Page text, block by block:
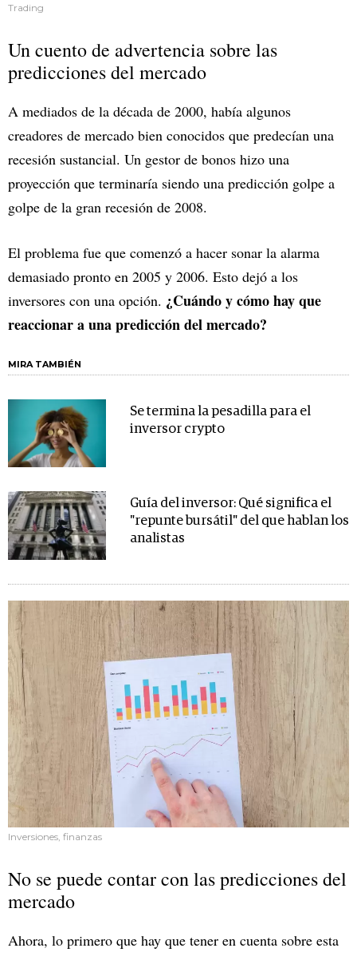
Trading
Un cuento de advertencia sobre las
predicciones del mercado
A mediados de la década de 2000, había algunos
creadores de mercado bien conocidos que predecían una
recesión sustancial. Un gestor de bonos hizo una
proyección que terminaría siendo una predicción golpe a
golpe de la gran recesión de 2008.
El problema fue que comenzó a hacer sonar la alarma
demasiado pronto en 2005 y 2006. Esto dejó a los
inversores con una opción. ¿Cuándo y cómo hay que
reaccionar a una predicción del mercado?
MIRA TAMBIÉN
Se termina la pesadilla para el
inversor crypto
Guía del inversor: Qué significa el
"repunte bursátil" del que hablan los
analistas
Inversiones, finanzas
No se puede contar con las predicciones del
mercado
Ahora, lo primero que hay que tener en cuenta sobre esta